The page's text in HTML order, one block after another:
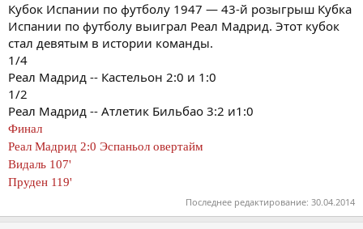
Кубок Испании по футболу 1947 — 43-й розыгрыш Кубка
Испании по футболу выиграл Реал Мадрид. Этот кубок
стал девятым в истории команды.
1/4
Реал Мадрид -- Кастельон 2:0 и 1:0
1/2
Реал Мадрид -- Атлетик Бильбао 3:2 и1:0
Финал
Реал Мадрид 2:0 Эспаньол овертайм
Видаль 107'
Пруден 119'
Последнее редактирование: 30.04.2014